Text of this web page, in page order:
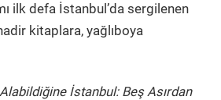
ilk defa İstanbul’da sergilenen
kitaplara, yağlıboya
İstanbul: Beş Asırdan